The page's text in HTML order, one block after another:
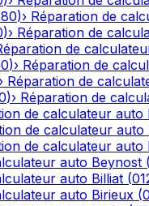
)› Réparation de
)› Réparation de
de
)› Réparation de
› Réparation de
)› Réparation de
de calculateur auto
de calculateur auto
de calculateur auto
auto Beynost (
auto Billiat (
auto Birieux (